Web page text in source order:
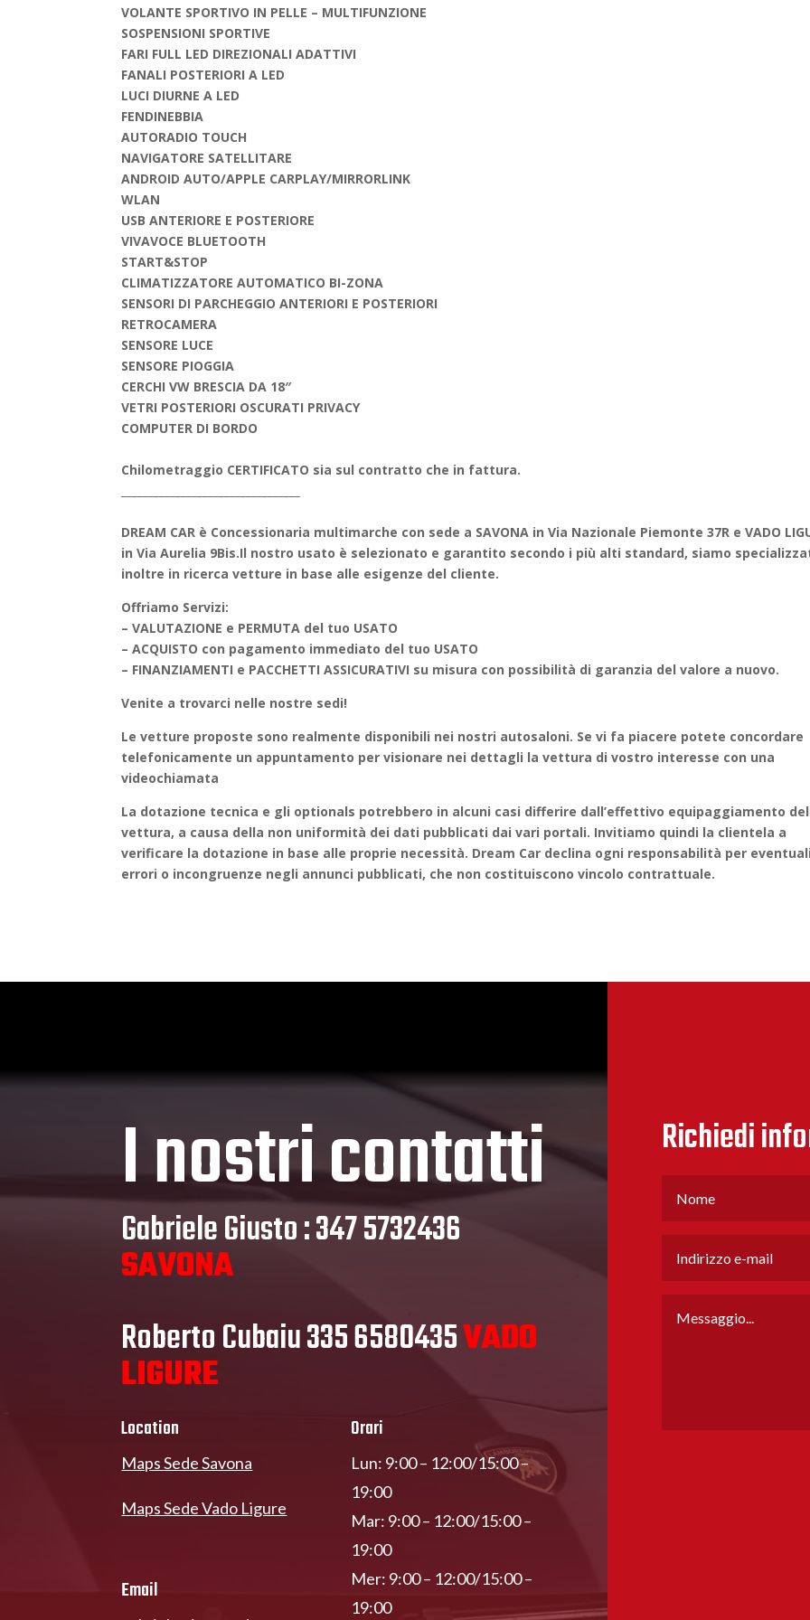
VOLANTE SPORTIVO IN PELLE – MULTIFUNZIONE
SOSPENSIONI SPORTIVE
FARI FULL LED DIREZIONALI ADATTIVI
FANALI POSTERIORI A LED
LUCI DIURNE A LED
FENDINEBBIA
AUTORADIO TOUCH
NAVIGATORE SATELLITARE
ANDROID AUTO/APPLE CARPLAY/MIRRORLINK
WLAN
USB ANTERIORE E POSTERIORE
VIVAVOCE BLUETOOTH
START&STOP
CLIMATIZZATORE AUTOMATICO BI-ZONA
SENSORI DI PARCHEGGIO ANTERIORI E POSTERIORI
RETROCAMERA
SENSORE LUCE
SENSORE PIOGGIA
CERCHI VW BRESCIA DA 18″
VETRI POSTERIORI OSCURATI PRIVACY
COMPUTER DI BORDO
Chilometraggio CERTIFICATO sia sul contratto che in fattura.
DREAM CAR è Concessionaria multimarche con sede a SAVONA in Via Nazionale Piemonte 37R e VADO
in Via Aurelia 9Bis.Il nostro usato è selezionato e garantito secondo i più alti standard, siamo
inoltre in ricerca vetture in base alle esigenze del cliente.
Offriamo Servizi:
– VALUTAZIONE e PERMUTA del tuo USATO
– ACQUISTO con pagamento immediato del tuo USATO
– FINANZIAMENTI e PACCHETTI ASSICURATIVI su misura con possibilità di garanzia del valore a nuovo.
Venite a trovarci nelle nostre sedi!
Le vetture proposte sono realmente disponibili nei nostri autosaloni. Se vi fa piacere potete concordare
telefonicamente un appuntamento per visionare nei dettagli la vettura di vostro interesse con una
videochiamata
La dotazione tecnica e gli optionals potrebbero in alcuni casi differire dall’effettivo equipaggiamento
vettura, a causa della non uniformità dei dati pubblicati dai vari portali. Invitiamo quindi la clientela a
verificare la dotazione in base alle proprie necessità. Dream Car declina ogni responsabilità per eventuali
errori o incongruenze negli annunci pubblicati, che non costituiscono vincolo contrattuale.
I nostri contatti
Gabriele Giusto : 347 5732436
SAVONA
Roberto Cubaiu 335 6580435VADO
LIGURE
Location
Maps Sede Savona
Maps Sede Vado Ligure
Email
Orari
Lun: 9:00 – 12:00/15:00 –
19:00
Mar: 9:00 – 12:00/15:00 –
19:00
Mer: 9:00 – 12:00/15:00 –
19:00
Richiedi